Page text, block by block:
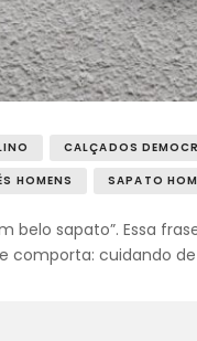
CALÇADOS
HOMENS SAPATO
sapato”. Essa
cuidando de